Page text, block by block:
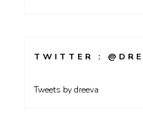
TWITTER :
Tweets by dreeva